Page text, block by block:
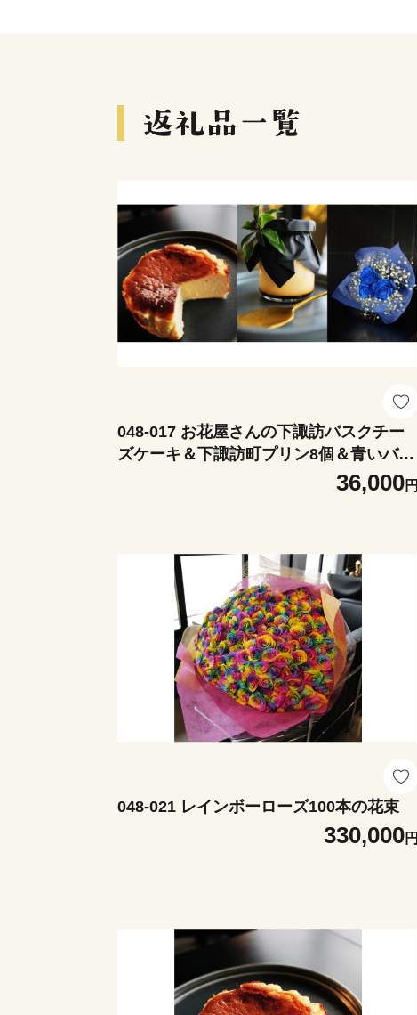
048-017 お花屋さんの下諏訪バスクチー
ズケーキ＆下諏訪町プリン8個＆青いバラ
36,000円
048-021 レインボーローズ100本の花束
330,000円